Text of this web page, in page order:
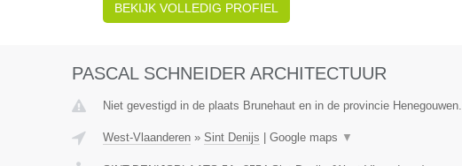
BEKIJK VOLLEDIG PROFIEL
PASCAL SCHNEIDER ARCHITECTUUR
Niet gevestigd in de plaats Brunehaut en in de provincie Henegouwen.
West-Vlaanderen» Sint Denijs Google maps ▼